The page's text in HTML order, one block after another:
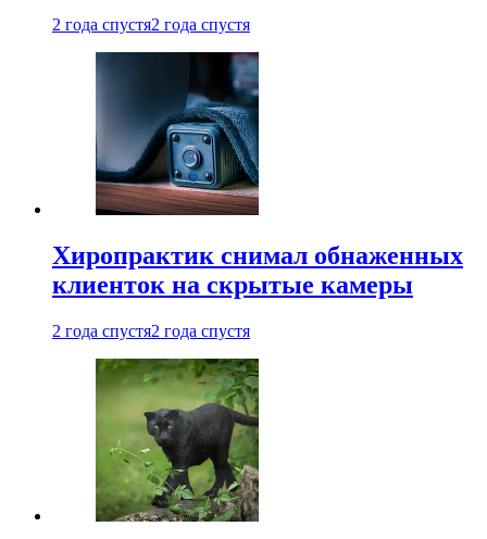
2 года спустя2 года спустя
Хиропрактик снимал обнаженных
клиенток на скрытые камеры
2 года спустя2 года спустя